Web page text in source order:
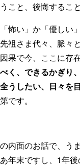
こと、後悔するこ
怖い」か「優しい
祖さま代々、脈々
果で今、ここに存
く、できるかぎり
うしたい、日々を
です。
内面のお話で、う
年末ですし、1年